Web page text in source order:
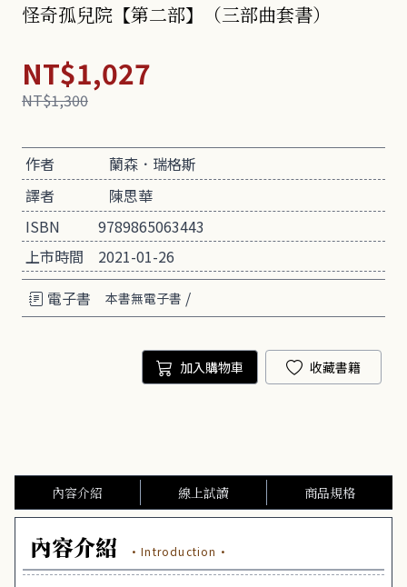
怪奇孤兒院【第二部】（三部曲套書）
NT$1,027
NT$1,300
作者
蘭森．瑞格斯
譯者
陳思華
ISBN
9789865063443
上市時間
2021-01-26
電子書
本書無電子書 /
加入購物車 收藏書籍
內容介紹 線上試讀 商品規格
內容介紹 ·Introduction·